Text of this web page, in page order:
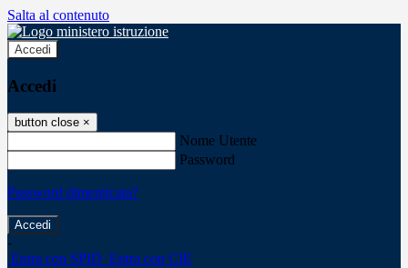
Salta al contenuto
Accedi
Accedi
button close ×
Nome Utente
Password
Password dimenticata?
-
Entra con SPID Entra con CIE